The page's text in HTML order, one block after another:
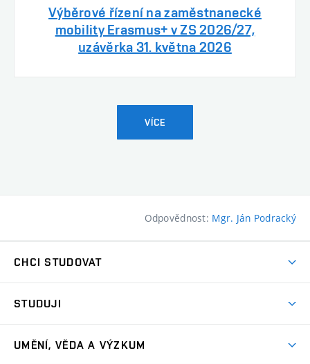
Výběrové řízení na zaměstnanecké
mobility Erasmus+ v ZS 2026/27,
uzávěrka 31. května 2026
VÍCE
Odpovědnost: Mgr. Ján Podracký
CHCI STUDOVAT
Přijímačky
STUDUJI
UMĚNÍ, VĚDA A VÝZKUM